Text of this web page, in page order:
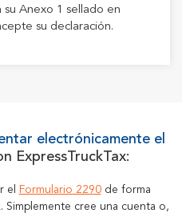
su Anexo 1 sellado en
su declaración.
electrónicamente el
ExpressTruckTax:
el Formulario 2290de forma
Simplemente cree una cuenta o,